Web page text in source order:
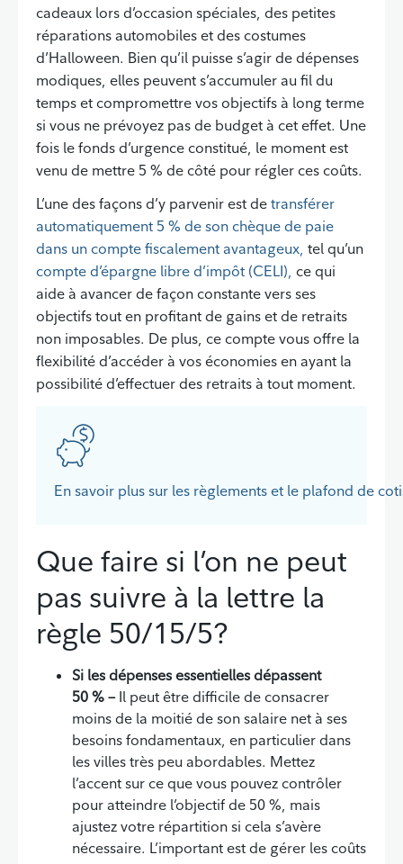
cadeaux lors d’occasion spéciales, des petites
réparations automobiles et des costumes
d’Halloween. Bien qu’il puisse s’agir de dépenses
modiques, elles peuvent s’accumuler au fil du
temps et compromettre vos objectifs à long terme
si vous ne prévoyez pas de budget à cet effet. Une
fois le fonds d’urgence constitué, le moment est
venu de mettre 5 % de côté pour régler ces coûts.
L’une des façons d’y parvenir est de transférer
automatiquement 5 % de son chèque de paie
dans un compte fiscalement avantageux, tel qu’un
compte d’épargne libre d’impôt (CELI), ce qui
aide à avancer de façon constante vers ses
objectifs tout en profitant de gains et de retraits
non imposables. De plus, ce compte vous offre la
flexibilité d’accéder à vos économies en ayant la
possibilité d’effectuer des retraits à tout moment.
En savoir plus sur les règlements et le plafond de
Retour à la table des matières
Que faire si l’on ne peut
pas suivre à la lettre la
règle 50/15/5?
Si les dépenses essentielles dépassent
50 % –Il peut être difficile de consacrer
moins de la moitié de son salaire net à ses
besoins fondamentaux, en particulier dans
les villes très peu abordables. Mettez
l’accent sur ce que vous pouvez contrôler
pour atteindre l’objectif de 50 %, mais
ajustez votre répartition si cela s’avère
nécessaire. L’important est de gérer les coûts